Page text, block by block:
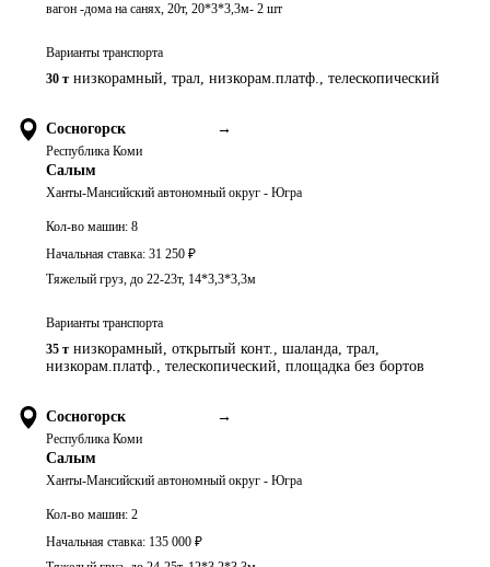
вагон -дома на санях, 20т, 20*3*3,3м- 2 шт
Варианты транспорта
30 т низкорамный, трал, низкорам.платф., телескопический
Сосногорск →
Республика Коми
Салым
Ханты-Мансийский автономный округ - Югра
Кол-во машин: 8
Начальная ставка: 31 250 ₽
Тяжелый груз, до 22-23т, 14*3,3*3,3м
Варианты транспорта
35 т низкорамный, открытый конт., шаланда, трал,
низкорам.платф., телескопический, площадка без бортов
Сосногорск →
Республика Коми
Салым
Ханты-Мансийский автономный округ - Югра
Кол-во машин: 2
Начальная ставка: 135 000 ₽